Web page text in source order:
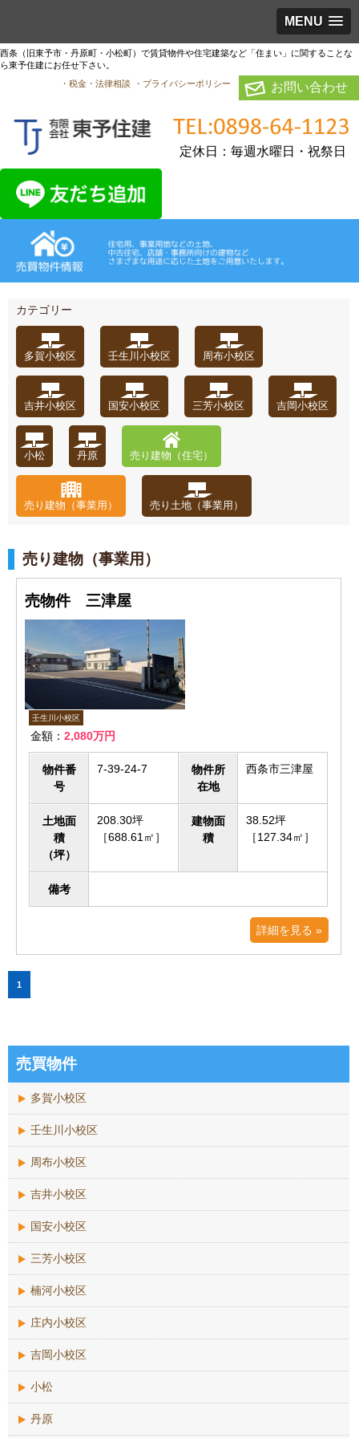
MENU
西条（旧東予市・丹原町・小松町）で賃貸物件や住宅建築など「住まい」に関することな
ら東予住建にお任せ下さい。
・税金・法律相談
・プライバシーポリシー お問い合わせ
定休日：毎週水曜日・祝祭日
カテゴリー
多賀小校区 壬生川小校区 周布小校区
吉井小校区 国安小校区 三芳小校区 吉岡小校区
小松 丹原 売り建物（住宅）
売り建物（事業用） 売り土地（事業用）
売り建物（事業用）
売物件 三津屋
壬生川小校区
金額： 2,080万円
物件番
号
7-39-24-7
物件所
在地
西条市三津屋
土地面
積
（坪）
208.30坪
［688.61㎡］
建物面
積
38.52坪
［127.34㎡］
備考
詳細を見る »
1
売買物件
多賀小校区
壬生川小校区
周布小校区
吉井小校区
国安小校区
三芳小校区
楠河小校区
庄内小校区
吉岡小校区
小松
丹原